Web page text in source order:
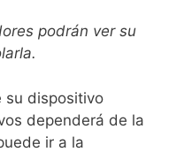
podrán ver su
su dispositivo
dependerá de la
ir a la